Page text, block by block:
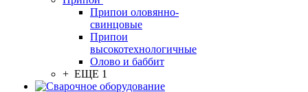
Припои оловянно-
свинцовые
Припои
высокотехнологичные
Олово и баббит
+ ЕЩЕ 1